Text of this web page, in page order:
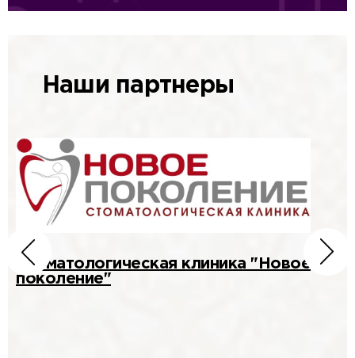
Наши партнеры
Стоматологическая клиника "Новое
поколение"